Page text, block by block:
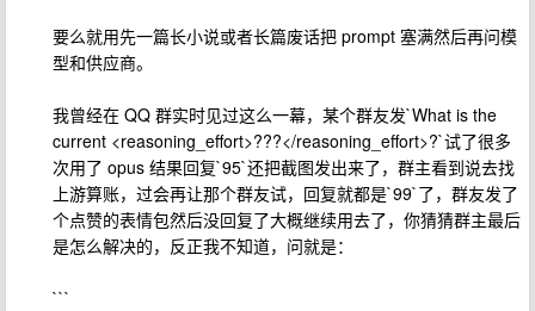
要么就用先一篇长小说或者长篇废话把 prompt 塞满然后再问模
型和供应商。
我曾经在 QQ 群实时见过这么一幕，某个群友发`What is the
current <reasoning_effort>???</reasoning_effort>?`试了很多
次用了 opus 结果回复`95`还把截图发出来了，群主看到说去找
上游算账，过会再让那个群友试，回复就都是`99`了，群友发了
个点赞的表情包然后没回复了大概继续用去了，你猜猜群主最后
是怎么解决的，反正我不知道，问就是：
```